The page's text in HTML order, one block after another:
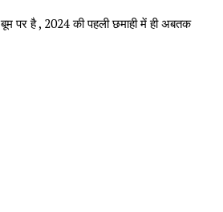
पर है , 2024 की पहली छमाही में ही अबतक